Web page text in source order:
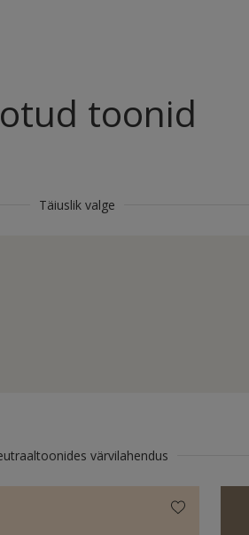
toonid
Täiuslik valge
värvilahendus